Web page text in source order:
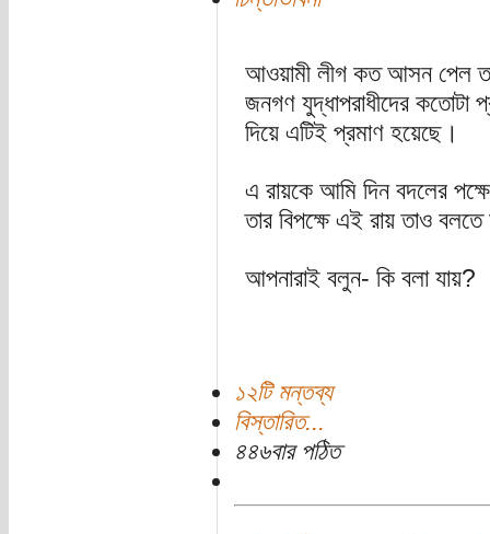
আওয়ামী লীগ কত আসন পেল তা
জনগণ যুদ্ধাপরাধীদের কতোটা
দিয়ে এটিই প্রমাণ হয়েছে।
এ রায়কে আমি দিন বদলের
তার বিপক্ষে এই রায় তাও
আপনারাই বলুন- কি বলা যায়?
১২টি মন্তব্য
বিস্তারিত...
৪৪৬বার পঠিত